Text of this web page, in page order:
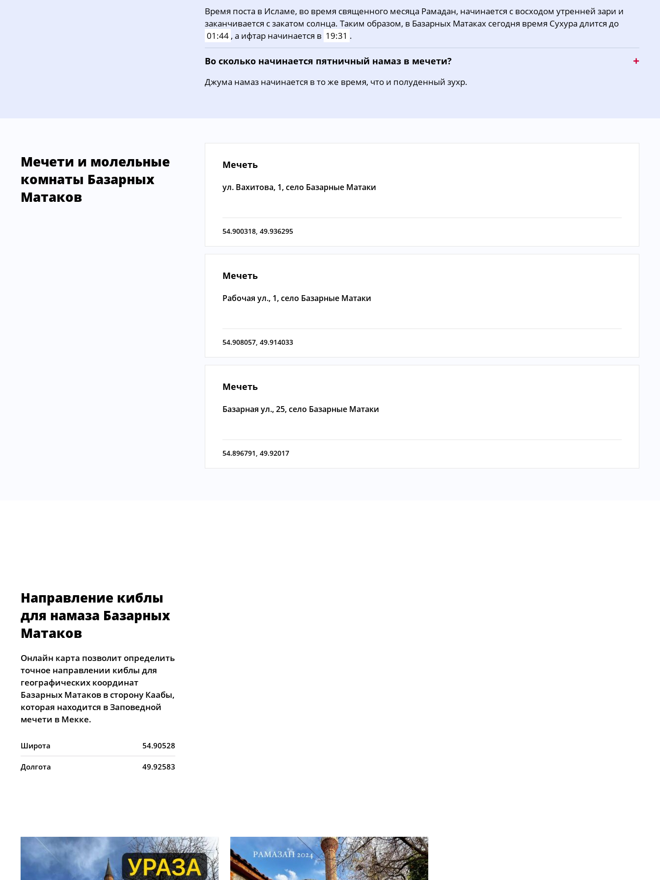
30, Вс
02:39 04:43 11:41 15:27 18:38
20:31
31, Пн
02:42 04:45 11:41 18:36 20:28
Время поста в Исламе, во время священного месяца Рамадан, начинается с восходом утренней зари и
заканчивается с закатом солнца. Таким образом, в Базарных Матаках сегодня время Сухура длится до
01:44 , а ифтар начинается в 19:31 .
Во сколько начинается пятничный намаз в мечети?
Джума намаз начинается в то же время, что и полуденный зухр.
Мечети и молельные
комнаты Базарных
Матаков
Мечеть
ул. Вахитова, 1, село Базарные Матаки
54.900318, 49.936295
Мечеть
Рабочая ул., 1, село Базарные Матаки
54.908057, 49.914033
Мечеть
Базарная ул., 25, село Базарные Матаки
54.896791, 49.92017
Направление киблы
для намаза Базарных
Матаков
Онлайн карта позволит определить
точное направлении киблы для
географических координат
Базарных Матаков в сторону Каабы,
которая находится в Заповедной
мечети в Мекке.
Широта 54.90528
Долгота 49.92583